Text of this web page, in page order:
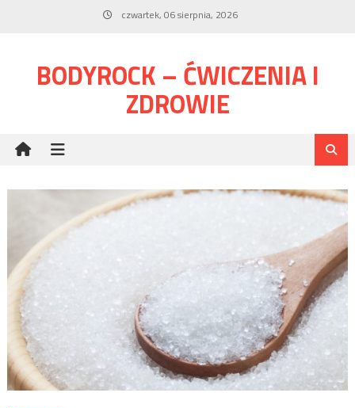
czwartek, 06 sierpnia, 2026
BODYROCK – ĆWICZENIA I
ZDROWIE